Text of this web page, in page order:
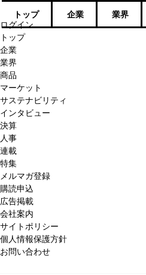
ログイン
トップ
企業
業界
商品
マーケット
サステナビリティ
インタビュー
決算
人事
連載
特集
メルマガ登録
購読申込
広告掲載
会社案内
サイトポリシー
個人情報保護方針
お問い合わせ
トップ 企業 業界